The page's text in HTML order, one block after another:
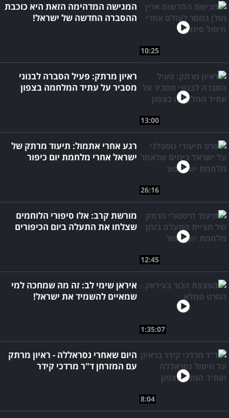
10:25
המגישה המדהימה הזאת היא כוכבת
ההסברה החדשה של ישראל!
13:00
ראיון מרתק: פעיל הסברה לבנוני
מסביר על עתיד המלחמה בצפון
26:16
רגע אחרי אתמול: תיעוד מרתק של
ישראל אחרי מלחמת יום כיפור
12:45
מורשת קרב: אלו סיפורי הלוחמים
שצלחו את התעלה ביום הכיפורים
1:35:07
איראן שימי לב: זה מה שמחכה למי
שמאיים להשמיד את ישראל!
8:04
היום שאחרי נסראללה - ראיון מרתק
עם המזרחן ד"ר מרדכי קידר